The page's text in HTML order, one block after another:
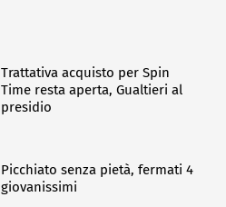
Trattativa acquisto per Spin
Time resta aperta, Gualtieri al
presidio
Picchiato senza pietà, fermati 4
giovanissimi